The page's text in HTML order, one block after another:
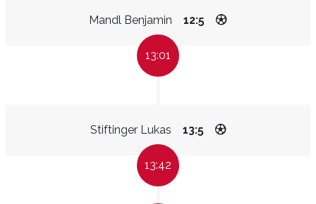
Mandl Benjamin 12:5
13:01
Stiftinger Lukas 13:5
13:42